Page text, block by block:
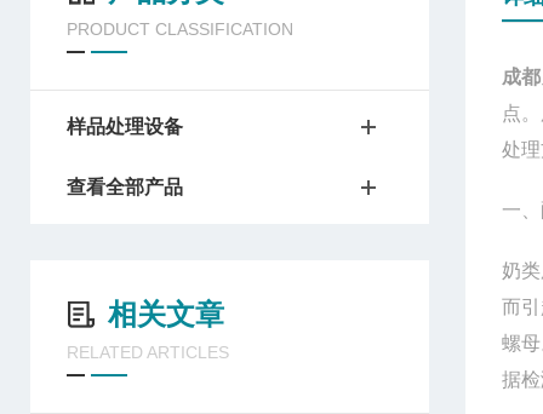
PRODUCT CLASSIFICATION
样品处理设备
查看全部产品
相关文章
RELATED ARTICLES
成
点
处
一
奶
而
螺
据